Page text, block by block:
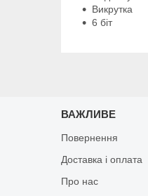
Викрутка
6 біт
ВАЖЛИВЕ
Повернення
Доставка і оплата
Про нас